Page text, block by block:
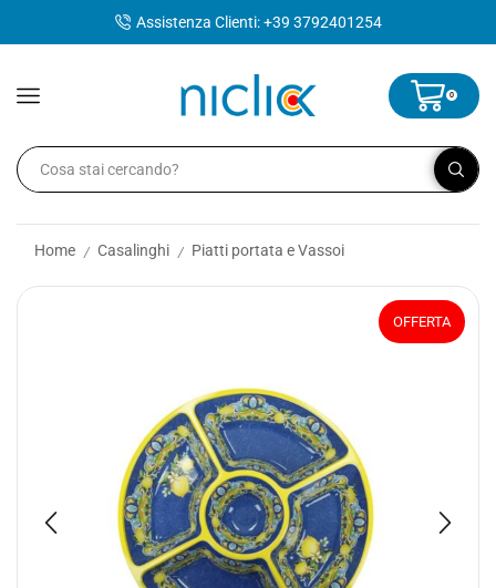
Assistenza Clienti: +39 3792401254
0
Home / Casalinghi / Piatti portata e Vassoi
OFFERTA